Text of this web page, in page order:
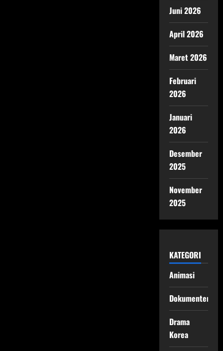
Juni 2026
April 2026
Maret 2026
Februari
2026
Januari
2026
Desember
2025
November
2025
KATEGORI
Animasi
Dokumenter
Drama
Korea